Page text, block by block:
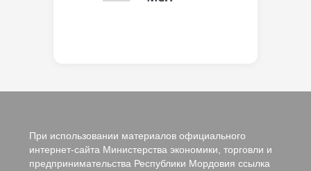
При использовании материалов официального
интернет-сайта Министерства экономики, торговли и
предпринимательства Республики Мордовия ссылка